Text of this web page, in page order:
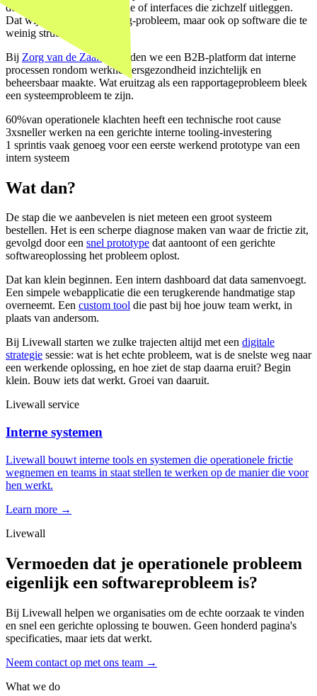
doen, niet door documentatie of interfaces die zichzelf uitleggen.
Dat wijst op een onboarding-probleem, maar ook op software die te
weinig structuur afdwingt.
Bij Zorg van de Zaak
bouwden we een B2B-platform dat interne
processen rondom werknemersgezondheid inzichtelijk en
beheersbaar maakte. Wat eruitzag als een rapportageprobleem bleek
een systeemprobleem te zijn.
60%van operationele klachten heeft een technische root cause
3xsneller werken na een gerichte interne tooling-investering
1 sprintis vaak genoeg voor een eerste werkend prototype van een
intern systeem
Wat dan?
De stap die we aanbevelen is niet meteen een groot systeem
bestellen. Het is een scherpe diagnose maken van waar de frictie zit,
gevolgd door een snel prototype dat aantoont of een gerichte
softwareoplossing het probleem oplost.
Dat kan klein beginnen. Een intern dashboard dat data samenvoegt.
Een simpele webapplicatie die een terugkerende handmatige stap
overneemt. Een custom tool die past bij hoe jouw team werkt, in
plaats van andersom.
Bij Livewall starten we zulke trajecten altijd met een digitale
strategie sessie: wat is het echte probleem, wat is de snelste weg naar
een werkende oplossing, en hoe ziet de stap daarna eruit? Begin
klein. Bouw iets dat werkt. Groei van daaruit.
Livewall service
Interne systemen
Livewall bouwt interne tools en systemen die operationele frictie
wegnemen en teams in staat stellen te werken op de manier die voor
hen werkt.
Learn more →
Livewall
Vermoeden dat je operationele probleem
eigenlijk een softwareprobleem is?
Bij Livewall helpen we organisaties om de echte oorzaak te vinden
en snel een gerichte oplossing te bouwen. Geen honderd pagina's
specificaties, maar iets dat werkt.
Neem contact op met ons team →
What we do